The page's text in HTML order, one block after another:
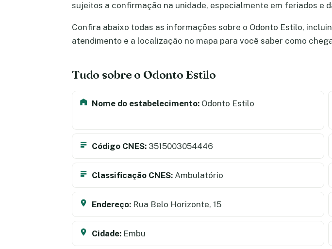
sujeitos a confirmação na unidade, especialmente em feriados e
Confira abaixo todas as informações sobre o Odonto Estilo,
atendimento e a localização no mapa para você saber como
Tudo sobre o Odonto Estilo
Nome do estabelecimento: Odonto Estilo
Código CNES: 3515003054446
Classificação CNES: Ambulatório
Endereço: Rua Belo Horizonte, 15
Cidade: Embu